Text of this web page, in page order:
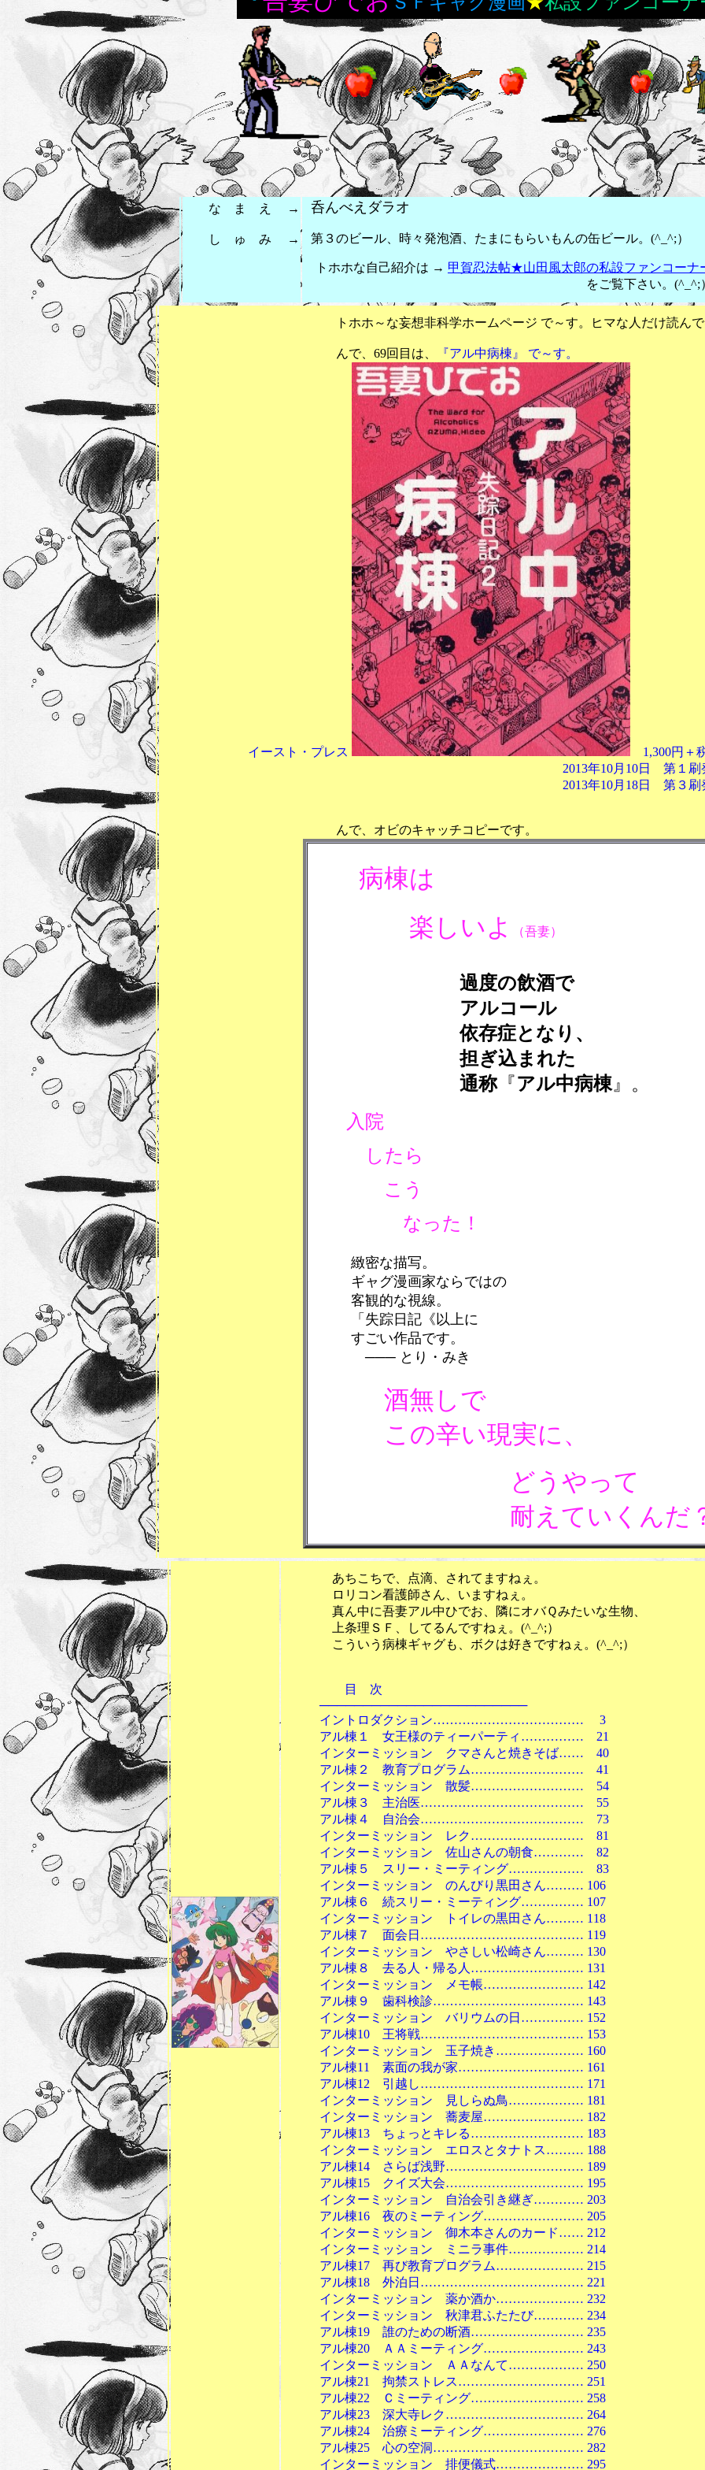
な ま え →
し ゅ み →
呑んべえダラオ
第３のビール、時々発泡酒、たまにもらいもんの缶ビール。(^_^;）
トホホな自己紹介は → 甲賀忍法帖★山田風太郎の私設ファンコーナ
をご覧下さい。(^_^;
トホホ～な妄想非科学ホームページ で～す。ヒマな人だけ読んで
んで、69回目は、 『アル中病棟』 で～す。
イースト・プレス
1,300円＋
2013年10月10日 第１刷発
2013年10月18日 第３刷発
んで、オビのキャッチコピ
病棟は
楽しいよ
（吾妻）
過度の飲酒で
アルコール
依存症となり、
担ぎ込まれた
通称『アル中病棟』。
入院
したら
こう
なった！
緻密な描写。
ギャグ漫画家ならではの
客観的な視線。
「失踪日記《以上に
すごい作品です。
─── とり・みき
酒無しで
この辛い現実に、
どうやって
耐えていくんだ
あちこちで、点滴、されてますねぇ。
ロリコン看護師さん、いますねぇ。
真ん中に吾妻アル中ひでお、隣にオバＱみたいな生物、
上条理ＳＦ、してるんですねぇ。(^_^;）
こういう病棟ギャグも、ボクは好きですねぇ。(^_^;）
目 次
────────────────────────
イントロダクション……………………………… 3
アル棟１ 女王様のティーパーティ…………… 21
インターミッション クマさんと焼きそば…… 40
アル棟２ 教育プログラム……………………… 41
インターミッション 散髪……………………… 54
アル棟３ 主治医………………………………… 55
アル棟４ 自治会………………………………… 73
インターミッション レク……………………… 81
インターミッション 佐山さんの朝食………… 82
アル棟５ スリー・ミーティング……………… 83
インターミッション のんびり黒田さん……… 106
アル棟６ 続スリー・ミーティング…………… 107
インターミッション トイレの黒田さん……… 118
アル棟７ 面会日………………………………… 119
インターミッション やさしい松崎さん……… 130
アル棟８ 去る人・帰る人……………………… 131
インターミッション メモ帳…………………… 142
アル棟９ 歯科検診……………………………… 143
インターミッション バリウムの日…………… 152
アル棟10 王将戦………………………………… 153
インターミッション 玉子焼き………………… 160
アル棟11 素面の我が家………………………… 161
アル棟12 引越し………………………………… 171
インターミッション 見しらぬ鳥……………… 181
インターミッション 蕎麦屋…………………… 182
アル棟13 ちょっとキレる……………………… 183
インターミッション エロスとタナトス……… 188
アル棟14 さらば浅野…………………………… 189
アル棟15 クイズ大会…………………………… 195
インターミッション 自治会引き継ぎ………… 203
アル棟16 夜のミーティング…………………… 205
インターミッション 御木本さんのカード…… 212
インターミッション ミニラ事件……………… 214
アル棟17 再び教育プログラム………………… 215
アル棟18 外泊日………………………………… 221
インターミッション 薬か酒か………………… 232
インターミッション 秋津君ふたたび………… 234
アル棟19 誰のための断酒……………………… 235
アル棟20 ＡＡミーティング…………………… 243
インターミッション ＡＡなんて……………… 250
アル棟21 拘禁ストレス………………………… 251
アル棟22 Ｃミーティング……………………… 258
アル棟23 深大寺レク…………………………… 264
アル棟24 治療ミーティング…………………… 276
アル棟25 心の空洞……………………………… 282
インターミッション 排便儀式………………… 295